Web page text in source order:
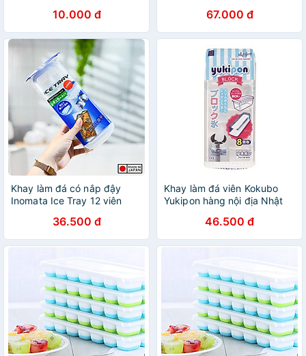
10.000 đ 67.000 đ
Khay làm đá có nắp đậy
Inomata Ice Tray 12 viên
36.500 đ
Khay làm đá viên Kokubo
Yukipon hàng nội địa Nhật
46.500 đ